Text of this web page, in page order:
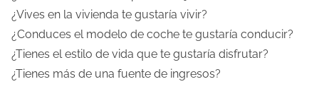
o
d
e
¿Vives en la vivienda te gustaría vivir?
¿Conduces el modelo de coche te gustaría conducir?
¿Tienes el estilo de vida que te gustaría disfrutar?
¿Tienes más de una fuente de ingresos?